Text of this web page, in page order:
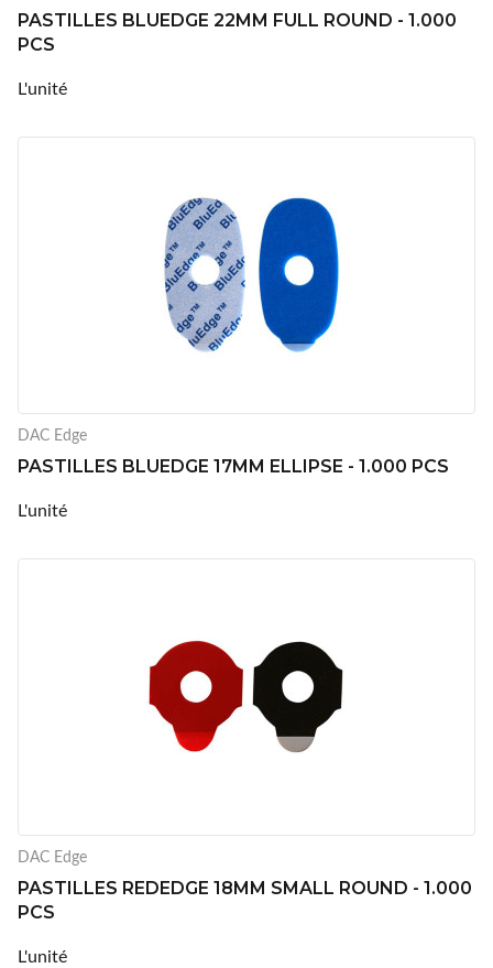
PASTILLES BLUEDGE 22MM FULL ROUND - 1.000
PCS
L'unité
DAC Edge
PASTILLES BLUEDGE 17MM ELLIPSE - 1.000 PCS
L'unité
DAC Edge
PASTILLES REDEDGE 18MM SMALL ROUND - 1.000
PCS
L'unité